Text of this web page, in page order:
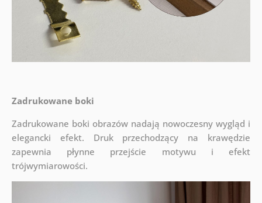
Zadrukowane boki
Zadrukowane boki obrazów nadają nowoczesny wygląd i
elegancki efekt. Druk przechodzący na krawędzie
zapewnia płynne przejście motywu i efekt
trójwymiarowości.